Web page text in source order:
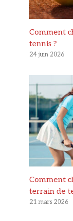
Comment
tennis ?
24 juin 2026
Comment
terrain de
21 mars 2026